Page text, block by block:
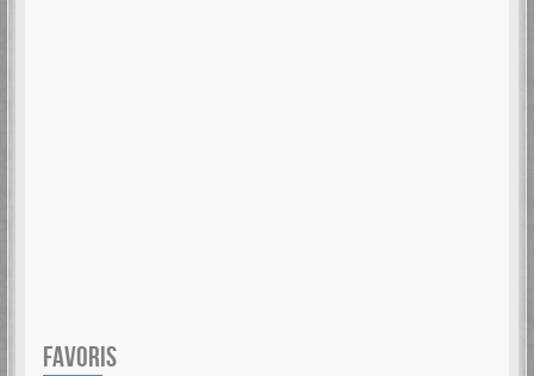
FAVORIS